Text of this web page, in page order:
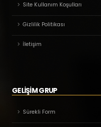
Site Kullanım Koşulları
Gizlilik Politikası
İletişim
GELİŞİM GRUP
Sürekli Form